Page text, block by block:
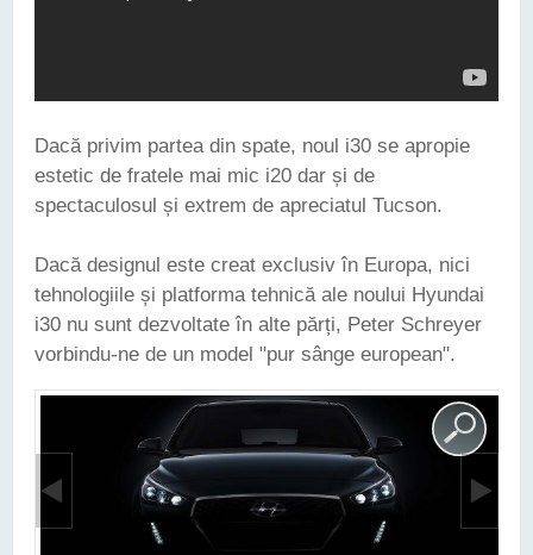
Dacă privim partea din spate, noul i30 se apropie
estetic de fratele mai mic i20 dar și de
spectaculosul și extrem de apreciatul Tucson.
Dacă designul este creat exclusiv în Europa, nici
tehnologiile și platforma tehnică ale noului Hyundai
i30 nu sunt dezvoltate în alte părți, Peter Schreyer
vorbindu-ne de un model "pur sânge european".